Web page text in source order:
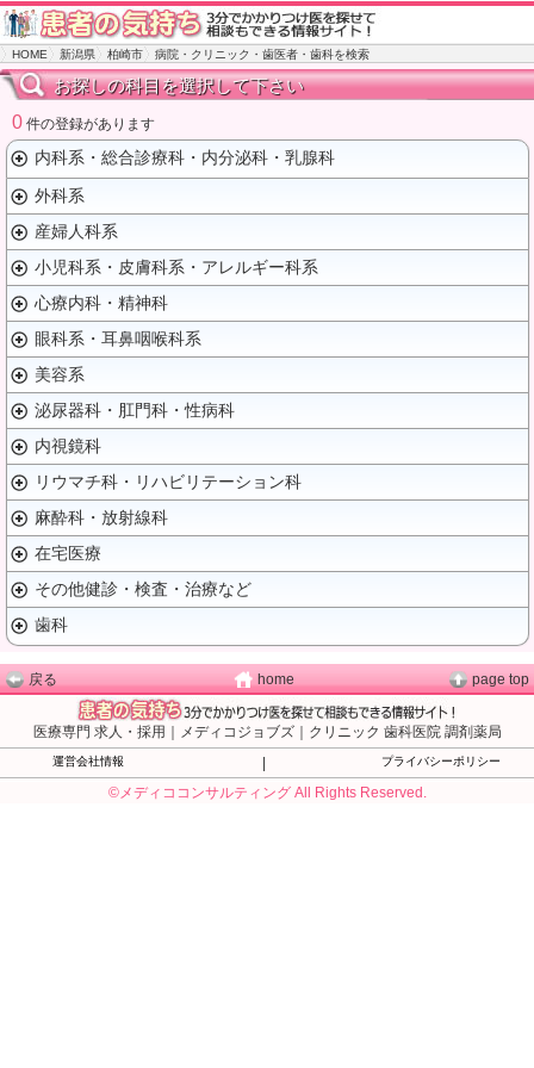
HOME 新潟県 柏崎市 病院・クリニック・歯医者・歯科を検索
お探しの科目を選択して下さい
0 件の登録があります
内科系・総合診療科・内分泌科・乳腺科
外科系
産婦人科系
小児科系・皮膚科系・アレルギー科系
心療内科・精神科
眼科系・耳鼻咽喉科系
美容系
泌尿器科・肛門科・性病科
内視鏡科
リウマチ科・リハビリテーション科
麻酔科・放射線科
在宅医療
その他健診・検査・治療など
歯科
戻る home page top
医療専門 求人・採用｜メディコジョブズ｜クリニック 歯科医院 調剤薬局
運営会社情報 プライバシーポリシー
©メディココンサルティング All Rights Reserved.